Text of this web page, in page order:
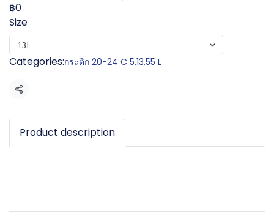
฿0
Size
13L
Categories:กระติก 20-24 C 5,13,55 L
Share
Product description